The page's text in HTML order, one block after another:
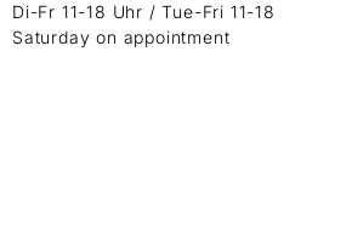
Di-Fr 11-18 Uhr / Tue-Fri 11-18
Saturday on appointment